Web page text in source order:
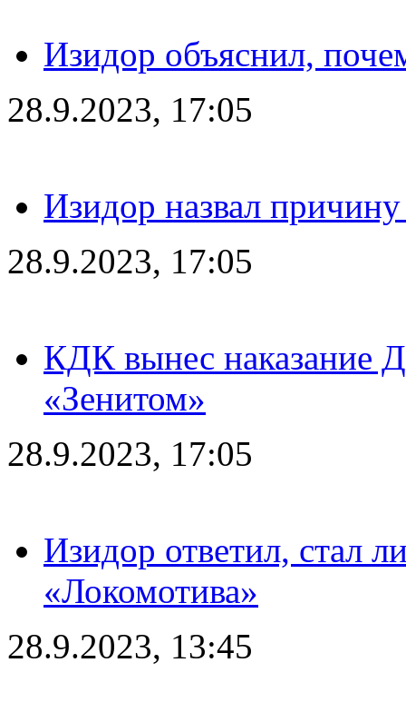
Изидор объяснил,
28.9.2023, 17:05
Изидор назвал
28.9.2023, 17:05
КДК вынес наказание
«Зенитом»
28.9.2023, 17:05
Изидор ответил, стал
«Локомотива»
28.9.2023, 13:45